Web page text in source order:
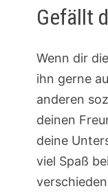
Gefällt
Wenn dir
ihn gerne
anderen
deinen
deine
viel Spaß